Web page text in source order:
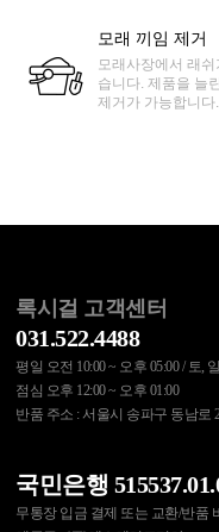
모래 끼임 제거
모래사장에서 래
습니다. 제품을 늘
제거가 가능합니다.
록시걸 고객센터
031.522.4488
평일 오전 10:00 ~ 오후 05:00 / 토,
점심 오후 12:00 ~ 오후 01:00
반품 주소 : 서울시 송파구 동남로
국민은행
무통장 입금 결제 또는 교환/반품